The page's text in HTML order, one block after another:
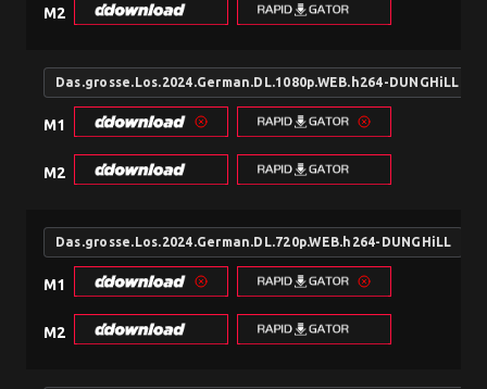
M2
Das.grosse.Los.2024.German.DL.1080p.WEB.h264-DUNGHiLL
M1
M2
Das.grosse.Los.2024.German.DL.720p.WEB.h264-DUNGHiLL
M1
M2